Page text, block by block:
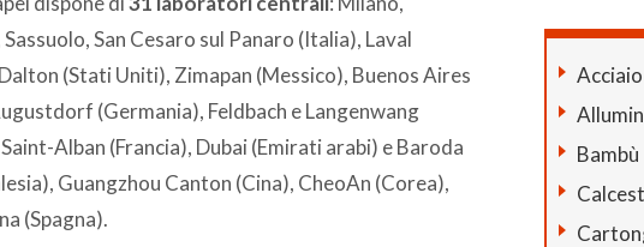
San Cesaro sul Panaro (Italia), Laval
(Stati Uniti), Zimapan (Messico), Buenos Aires
(Germania), Feldbach e Langenwang
Alban (Francia), Dubai (Emirati arabi) e Baroda
Guangzhou Canton (Cina), CheoAn (Corea),
(Spagna).
Acciaio
Bambù